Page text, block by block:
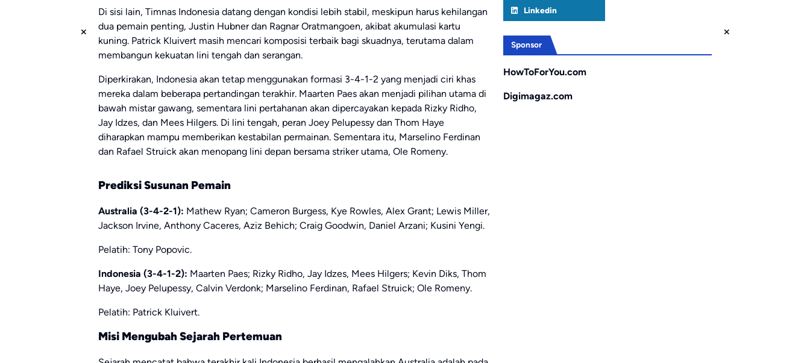
Di sisi lain, Timnas Indonesia datang dengan kondisi lebih stabil, meskipun harus kehilangan
dua pemain penting, Justin Hubner dan Ragnar Oratmangoen, akibat akumulasi kartu
kuning. Patrick Kluivert masih mencari komposisi terbaik bagi skuadnya, terutama dalam
membangun kekuatan lini tengah dan serangan.
Diperkirakan, Indonesia akan tetap menggunakan formasi 3-4-1-2 yang menjadi ciri khas
mereka dalam beberapa pertandingan terakhir. Maarten Paes akan menjadi pilihan utama di
bawah mistar gawang, sementara lini pertahanan akan dipercayakan kepada Rizky Ridho,
Jay Idzes, dan Mees Hilgers. Di lini tengah, peran Joey Pelupessy dan Thom Haye
diharapkan mampu memberikan kestabilan permainan. Sementara itu, Marselino Ferdinan
dan Rafael Struick akan menopang lini depan bersama striker utama, Ole Romeny.
Prediksi Susunan Pemain
Australia (3-4-2-1): Mathew Ryan; Cameron Burgess, Kye Rowles, Alex Grant; Lewis Miller,
Jackson Irvine, Anthony Caceres, Aziz Behich; Craig Goodwin, Daniel Arzani; Kusini Yengi.
Pelatih: Tony Popovic.
Indonesia (3-4-1-2): Maarten Paes; Rizky Ridho, Jay Idzes, Mees Hilgers; Kevin Diks, Thom
Haye, Joey Pelupessy, Calvin Verdonk; Marselino Ferdinan, Rafael Struick; Ole Romeny.
Pelatih: Patrick Kluivert.
Misi Mengubah Sejarah Pertemuan
Linkedin
Sponsor
HowToForYou.com
Digimagaz.com